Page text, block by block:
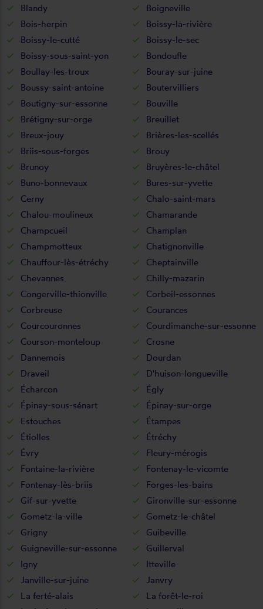
Blandy
Boigneville
Bois-herpin
Boissy-la-rivière
Boissy-le-cutté
Boissy-le-sec
Boissy-sous-saint-yon
Bondoufle
Boullay-les-troux
Bouray-sur-juine
Boussy-saint-antoine
Boutervilliers
Boutigny-sur-essonne
Bouville
Brétigny-sur-orge
Breuillet
Breux-jouy
Brières-les-scellés
Briis-sous-forges
Brouy
Brunoy
Bruyères-le-châtel
Buno-bonnevaux
Bures-sur-yvette
Cerny
Chalo-saint-mars
Chalou-moulineux
Chamarande
Champcueil
Champlan
Champmotteux
Chatignonville
Chauffour-lès-étréchy
Cheptainville
Chevannes
Chilly-mazarin
Congerville-thionville
Corbeil-essonnes
Corbreuse
Courances
Courcouronnes
Courdimanche-sur-essonne
Courson-monteloup
Crosne
Dannemois
Dourdan
Draveil
D'huison-longueville
Écharcon
Égly
Épinay-sous-sénart
Épinay-sur-orge
Estouches
Étampes
Étiolles
Étréchy
Évry
Fleury-mérogis
Fontaine-la-rivière
Fontenay-le-vicomte
Fontenay-lès-briis
Forges-les-bains
Gif-sur-yvette
Gironville-sur-essonne
Gometz-la-ville
Gometz-le-châtel
Grigny
Guibeville
Guigneville-sur-essonne
Guillerval
Igny
Itteville
Janville-sur-juine
Janvry
La ferté-alais
La forêt-le-roi